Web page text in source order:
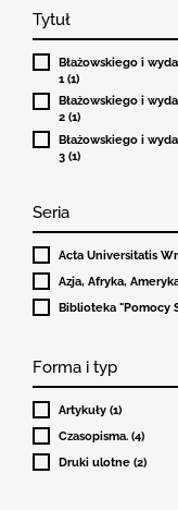
Tytuł
Błażowskiego i
1 (1)
Błażowskiego i
2 (1)
Błażowskiego i
3 (1)
Seria
Acta Universitatis
Azja, Afryka,
Biblioteka "Pomocy
Forma i typ
Artykuły (1)
Czasopisma. (4)
Druki ulotne (2)